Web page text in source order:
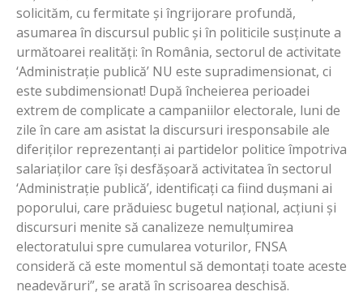
solicităm, cu fermitate și îngrijorare profundă,
asumarea în discursul public și în politicile susținute a
următoarei realități: în România, sectorul de activitate
‘Administrație publică’ NU este supradimensionat, ci
este subdimensionat! După încheierea perioadei
extrem de complicate a campaniilor electorale, luni de
zile în care am asistat la discursuri iresponsabile ale
diferiților reprezentanți ai partidelor politice împotriva
salariaților care își desfășoară activitatea în sectorul
‘Administrație publică’, identificați ca fiind dușmani ai
poporului, care prăduiesc bugetul național, acțiuni și
discursuri menite să canalizeze nemulțumirea
electoratului spre cumularea voturilor, FNSA
consideră că este momentul să demontați toate aceste
neadevăruri”, se arată în scrisoarea deschisă.